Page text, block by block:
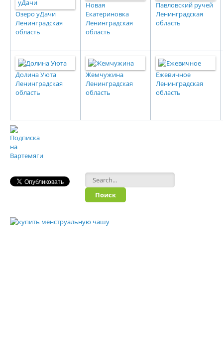
Озеро уДачи
Ленинградская
область
Новая
Екатериновка
Ленинградская
область
Павловский ручей
Ленинградская
область
Долина Уюта
Ленинградская
область
Жемчужина
Ленинградская
область
Ежевичное
Ленинградская
область
Форма поиска